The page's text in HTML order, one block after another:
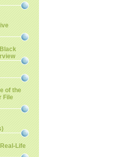
of the
File
Life